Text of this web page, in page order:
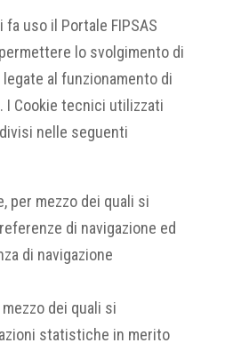
uso il Portale FIPSAS
lo svolgimento di
al funzionamento di
I Cookie tecnici utilizzati
nelle seguenti
per mezzo dei quali si
di navigazione ed
di navigazione
dei quali si
statistiche in merito